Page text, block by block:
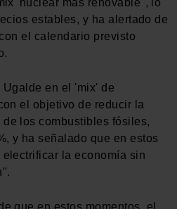
estables, y ha alertado de
el calendario previsto
en el 'mix' de
el objetivo de reducir la
los combustibles fósiles,
y ha señalado que en estos
la economía sin
que en estos momentos, el